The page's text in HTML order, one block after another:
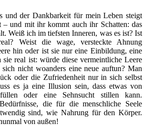
und der Dankbarkeit für mein Leben steigt
und mit ihr kommt auch ihr Schatten: das
Weiß ich im tiefsten Inneren, was es ist? Ist
Weist die wage, versteckte Ahnung
hin oder ist sie nur eine Einbildung, eine
real ist: würde diese vermeintliche Leere
nicht woanders eine neue auftun? Man
oder die Zufriedenheit nur in sich selbst
es ja eine Illusion sein, dass etwas von
oder eine Sehnsucht stillen kann.
die für die menschliche Seele
sind, wie Nahrung für den Körper.
von außen!